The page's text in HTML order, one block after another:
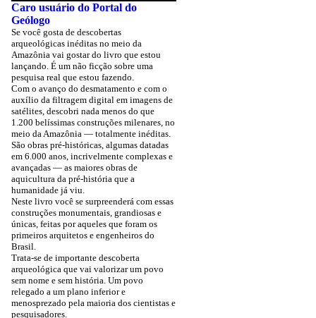
Caro usuário do Portal do
Geólogo
Se você gosta de descobertas
arqueológicas inéditas no meio da
Amazônia vai gostar do livro que estou
lançando. É um não ficção sobre uma
pesquisa real que estou fazendo.
Com o avanço do desmatamento e com o
auxílio da filtragem digital em imagens de
satélites, descobri nada menos do que
1.200 belíssimas construções milenares, no
meio da Amazônia — totalmente inéditas.
São obras pré-históricas, algumas datadas
em 6.000 anos, incrivelmente complexas e
avançadas — as maiores obras de
aquicultura da pré-história que a
humanidade já viu.
Neste livro você se surpreenderá com essas
construções monumentais, grandiosas e
únicas, feitas por aqueles que foram os
primeiros arquitetos e engenheiros do
Brasil.
Trata-se de importante descoberta
arqueológica que vai valorizar um povo
sem nome e sem história. Um povo
relegado a um plano inferior e
menosprezado pela maioria dos cientistas e
pesquisadores.